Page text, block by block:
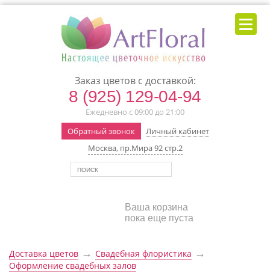
Заказ цветов с доставкой:
8 (925) 129-04-94
Ежедневно с 09:00 до 21:00
Обратный звонок
Личный кабинет
Москва, пр.Мира 92 стр.2
Ваша корзина
пока еще пуста
Доставка цветов → Свадебная флористика →
Оформление свадебных залов